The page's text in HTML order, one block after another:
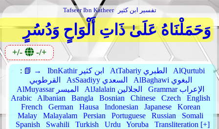
Tafseer Ibn Katheer تفسير ابن كثير
وَحَمَلْنَاهُ عَلَىٰ ذَاتِ أَلْوَاحٍ وَدُسُرٍ
+/- -/+
: 📗 → IbnKathir ابن كثير AtTabariy الطبري
AlQurtubi
القرطوبي
AsSaadiyy السعدي
AlBaghawi البغوي
AlMuyassar الميسر
AlJalalain الجلالين
Grammar الإعراب
Arabic
Albanian Bangla Bosnian Chinese Czech
English
French
German Hausa Indonesian Japanese
Korean
Malay
Malayalam Persian Portuguese Russian
Somali
Spanish
Swahili Turkish Urdu Yoruba Transliteration [+]